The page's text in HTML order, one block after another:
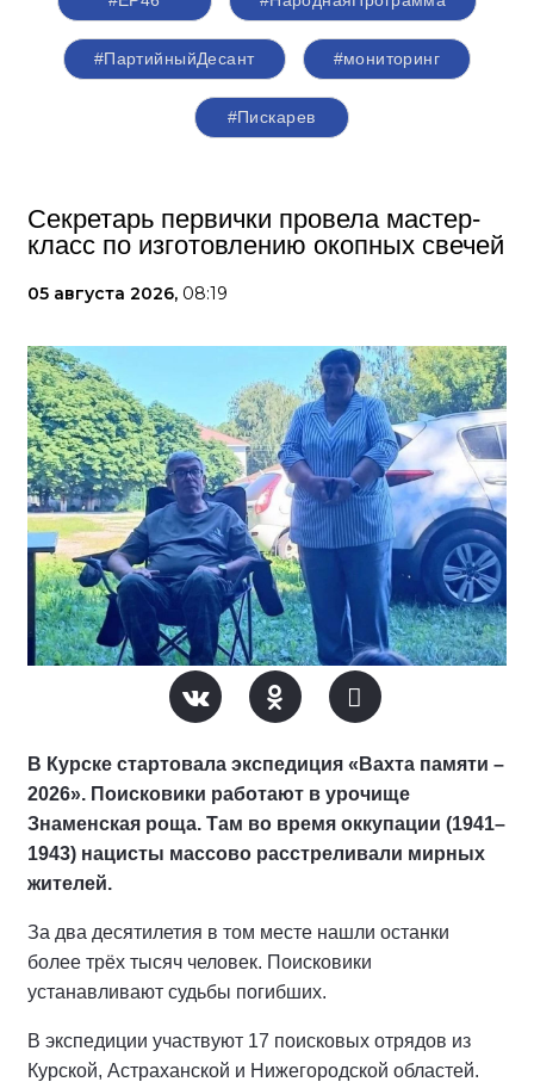
#ПартийныйДесант #мониторинг
#Пискарев
Секретарь первички провела мастер-
класс по изготовлению окопных свечей
05 августа 2026, 08:19
В Курске стартовала экспедиция «Вахта памяти –
2026». Поисковики работают в урочище
Знаменская роща. Там во время оккупации (1941–
1943) нацисты массово расстреливали мирных
жителей.
За два десятилетия в том месте нашли останки
более трёх тысяч человек. Поисковики
устанавливают судьбы погибших.
В экспедиции участвуют 17 поисковых отрядов из
Курской, Астраханской и Нижегородской областей.